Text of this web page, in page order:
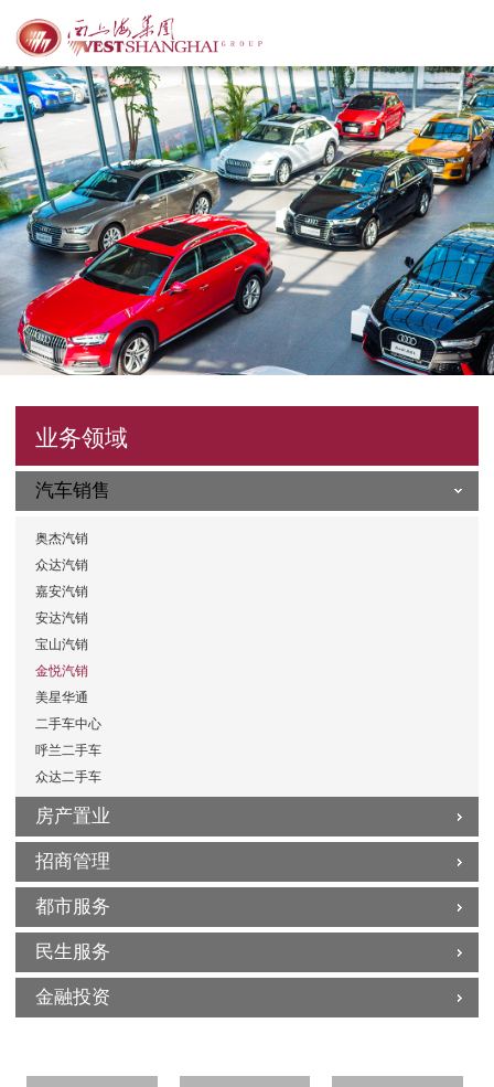
业务领域
汽车销售
奥杰汽销
众达汽销
嘉安汽销
安达汽销
宝山汽销
金悦汽销
美星华通
二手车中心
呼兰二手车
众达二手车
房产置业
招商管理
都市服务
民生服务
金融投资